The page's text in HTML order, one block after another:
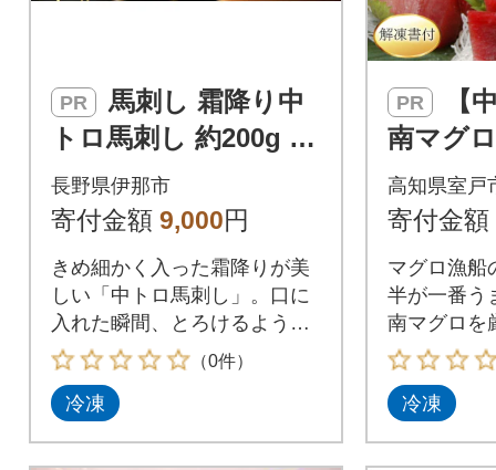
PR
トロ馬刺し 約200g 刺
身 冷凍 小分け 伊那
信州【009-55】
長野県伊那市
寄付金額 9,000円
きめ細かく入った霜降りが美
しい「中トロ馬刺し」。口に
入れた瞬間、とろけるような
食感と上品な甘みが広がりま
す。脂のコクがありながらも
後味はくどさがなく、馬肉な
にお楽しみいただけます。特
（0件）
冷凍
PR
南マグ
【解凍
高知県室戸
寄付金額
マグロ漁船
半が一番う
南マグロを
たします。
らし寿司、
丼、マグロ
でお届けい
冷凍